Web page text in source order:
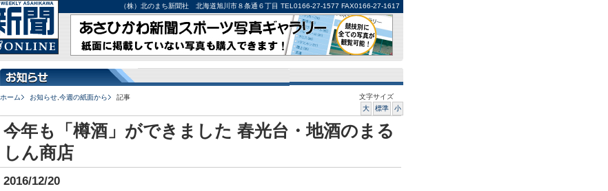
（株）北のまち新聞社 北海道旭川市８条通６丁目 TEL0166-27-1577 FAX0166-27-1617
ホーム お知らせ 今週の紙面から 記事
文字サイズ
大
標準 小
今年も「樽酒」ができました 春光台・地酒のまる
しん商店
2016/12/20